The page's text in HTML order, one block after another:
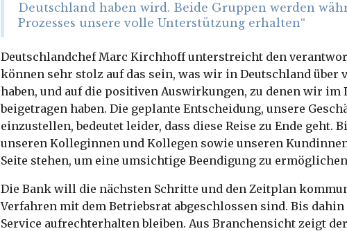
Deutschland haben wird. Beide Gruppen werden
Prozesses unsere volle Unterstützung erhalten“
Deutschlandchef Marc Kirchhoff unterstreicht den
können sehr stolz auf das sein, was wir in Deutschland über
haben, und auf die positiven Auswirkungen, zu denen wir im
beigetragen haben. Die geplante Entscheidung, unsere
einzustellen, bedeutet leider, dass diese Reise zu Ende geht.
unseren Kolleginnen und Kollegen sowie unseren
Seite stehen, um eine umsichtige Beendigung zu
Die Bank will die nächsten Schritte und den Zeitplan
Verfahren mit dem Betriebsrat abgeschlossen sind. Bis
Service aufrechterhalten bleiben. Aus Branchensicht zeigt